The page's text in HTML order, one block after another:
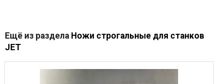
Ещё из раздела Ножи строгальные для станков
JET